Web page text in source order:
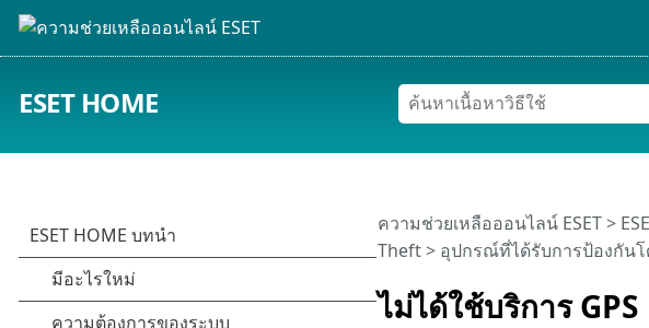
ESET HOME
ไม่ได้ใช้บริการ GPS
ความช่วยเหลือออนไลน์ ESET>
Theft> อุปกรณ์ที่ได้รับการป้องกันโ